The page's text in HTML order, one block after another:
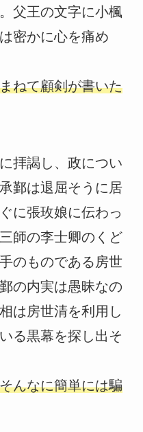
父王の文字に小楓
密かに心を痛め
ねて顧剣が書いた
拝謁し、政につい
鄞は退屈そうに居
に張玫娘に伝わっ
師の李士卿のくど
のものである房世
の内実は愚昧なの
は房世清を利用し
る黒幕を探し出そ
んなに簡単には騙